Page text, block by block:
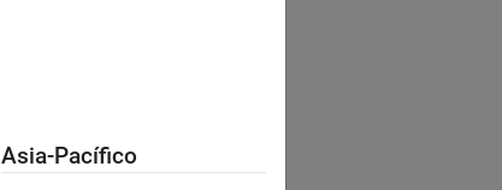
Asia-Pacífico